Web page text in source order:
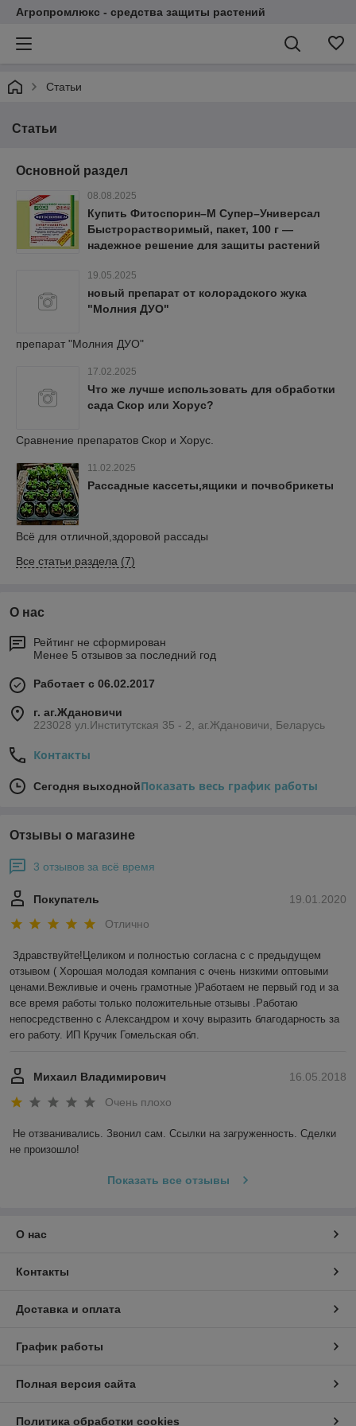
Агропромлюкс - средства защиты растений
Статьи
Статьи
Основной раздел
08.08.2025
Купить Фитоспорин–М Супер–Универсал
Быстрорастворимый, пакет, 100 г —
надежное решение для защиты растений
19.05.2025
новый препарат от колорадского жука
"Молния ДУО"
препарат "Молния ДУО"
17.02.2025
Что же лучше использовать для обработки
сада Скор или Хорус?
Сравнение препаратов Скор и Хорус.
11.02.2025
Рассадные кассеты,ящики и почвобрикеты
Всё для отличной,здоровой рассады
Все статьи раздела (7)
О нас
Рейтинг не сформирован
Менее 5 отзывов за последний год
Работает с 06.02.2017
г. аг.Ждановичи
223028 ул.Институтская 35 - 2, аг.Ждановичи, Беларусь
Контакты
Сегодня выходнойПоказать весь график работы
Отзывы о магазине
3 отзывов за всё время
19.01.2020
Покупатель
Отлично
Здравствуйте!Целиком и полностью согласна с с предыдущем
отзывом ( Хорошая молодая компания с очень низкими оптовыми
ценами.Вежливые и очень грамотные )Работаем не первый год и за
все время работы только положительные отзывы .Работаю
непосредственно с Александром и хочу выразить благодарность за
его работу. ИП Кручик Гомельская обл.
16.05.2018
Михаил Владимирович
Очень плохо
Не отзванивались. Звонил сам. Ссылки на загруженность. Сделки
не произошло!
Показать все отзывы
О нас
Контакты
Доставка и оплата
График работы
Полная версия сайта
Политика обработки cookies